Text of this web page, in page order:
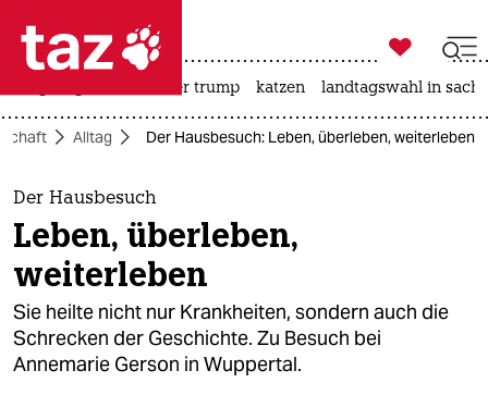
 taz zahl ich
taz zahl ich
themen
politik
öko
gesellschaft

taz zahl ich
usa unter trump katzen landtagswahl in
Alltag Der Hausbesuch: Leben, überleben, weiterleben
Der Hausbesuch
Leben, überleben,
weiterleben
Sie heilte nicht nur Krankheiten, sondern auch die
Schrecken der Geschichte. Zu Besuch bei
Annemarie Gerson in Wuppertal.